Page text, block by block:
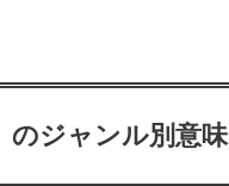
のジャンル別意味